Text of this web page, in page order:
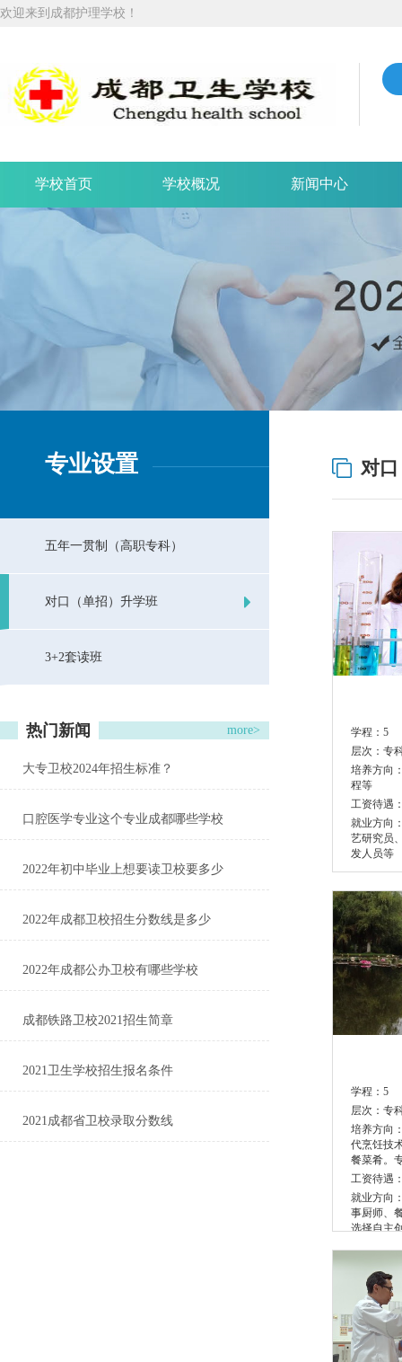
欢迎来到成都护理学校！
学校首页 学校概况 新闻中心
专业设置
五年一贯制（高职专科）
对口（单招）升学班
3+2套读班
热门新闻 more>
大专卫校2024年招生标准？
口腔医学专业这个专业成都哪些学校
2022年初中毕业上想要读卫校要多少
2022年成都卫校招生分数线是多少
2022年成都公办卫校有哪些学校
成都铁路卫校2021招生简章
2021卫生学校招生报名条件
2021成都省卫校录取分数线
对
学程： 5
层次： 专
培养方向
程等
工资待遇
就业方向
艺研究员
发人员等
学程： 5
层次： 专
培养方向
代烹饪技
餐菜肴。
工资待遇
就业方向
事厨师、
选择自主